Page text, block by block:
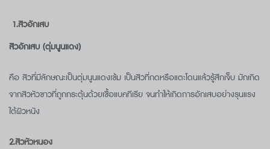
1.สิวอักเสบ
สิวอักเสบ (ตุ่มนูนแดง)
คือ สิวที่มีลักษณะเป็นตุ่มนูนแดงเข้ม เป็นสิวที่กดหรือแตะโดนแล้วรู้สึกเจ็บ มักเกิด
จากสิวหัวขาวที่ถูกกระตุ้นด้วยเชื้อแบคทีเรีย จนทำให้เกิดการอักเสบอย่างรุนแรง
ใต้ผิวหนัง
2.สิวหัวหนอง